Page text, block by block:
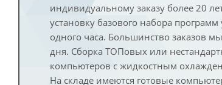
индивидуальному заказу более 20
установку базового набора
одного часа. Большинство заказов
дня. Сборка ТОПовых или
компьютеров с жидкостным
На складе имеются готовые